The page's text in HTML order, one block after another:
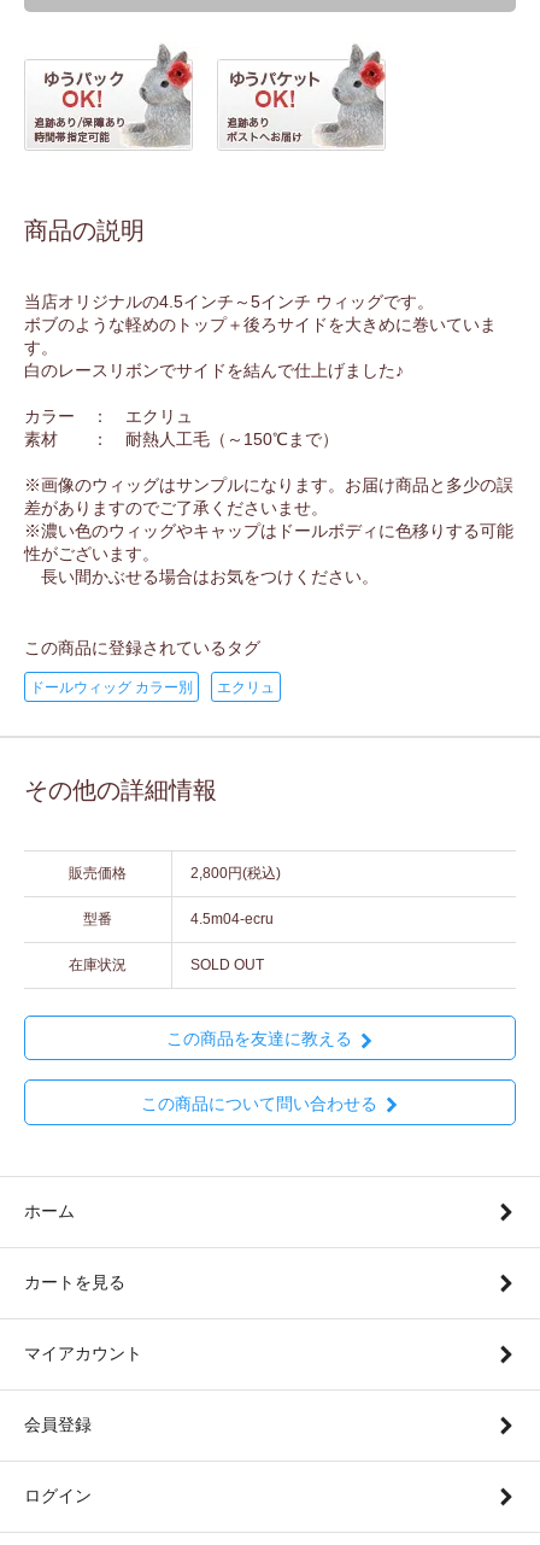
商品の説明
当店オリジナルの4.5インチ～5インチ ウィッグです。
ボブのような軽めのトップ＋後ろサイドを大きめに巻いていま
す。
白のレースリボンでサイドを結んで仕上げました♪
カラー ： エクリュ
素材 ： 耐熱人工毛（～150℃まで）
※画像のウィッグはサンプルになります。お届け商品と多少の誤
差がありますのでご了承くださいませ。
※濃い色のウィッグやキャップはドールボディに色移りする可能
性がございます。
長い間かぶせる場合はお気をつけください。
この商品に登録されているタグ
ドールウィッグ カラー別 エクリュ
その他の詳細情報
販売価格 2,800円(税込)
型番 4.5m04-ecru
在庫状況 SOLD OUT
この商品を友達に教える
この商品について問い合わせる
ホーム
カートを見る
マイアカウント
会員登録
ログイン